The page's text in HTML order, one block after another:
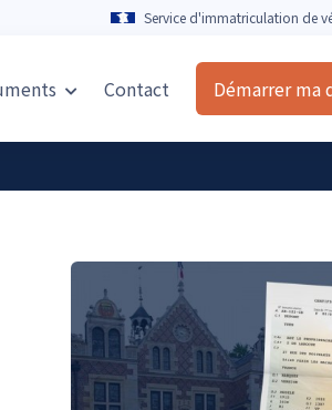
Service d'immatriculation de
Contact Démarrer ma